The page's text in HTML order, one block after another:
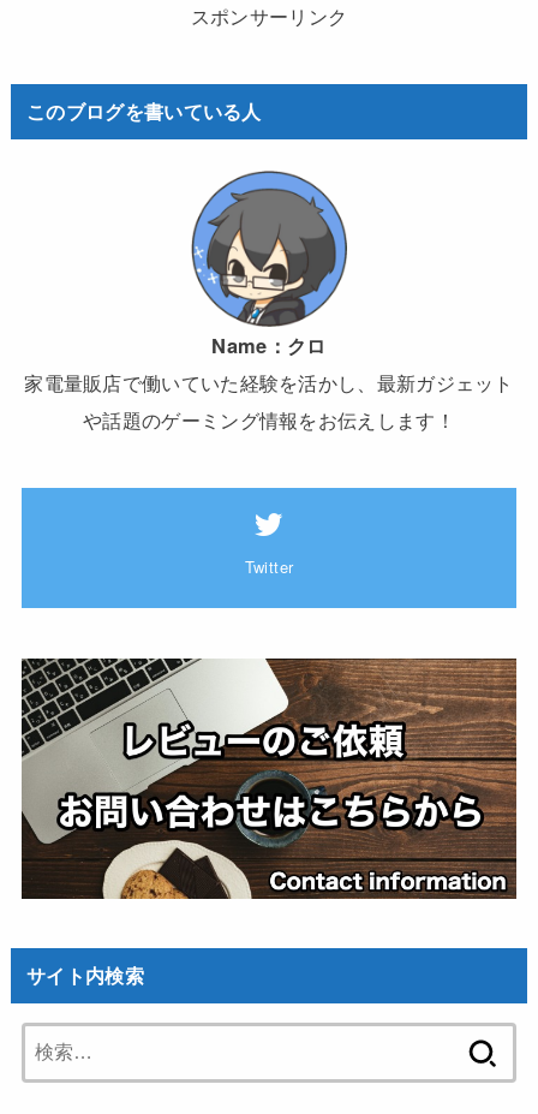
スポンサーリンク
このブログを書いている人
Name： クロ
家電量販店で働いていた経験を活かし、最新ガジェット
や話題のゲーミング情報をお伝えします！
Twitter
サイト内検索
索: